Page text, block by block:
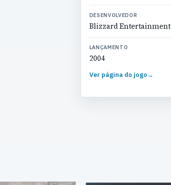
DESENVOLVEDOR
Blizzard Entertainment
LANÇAMENTO
2004
Ver página do jogo→